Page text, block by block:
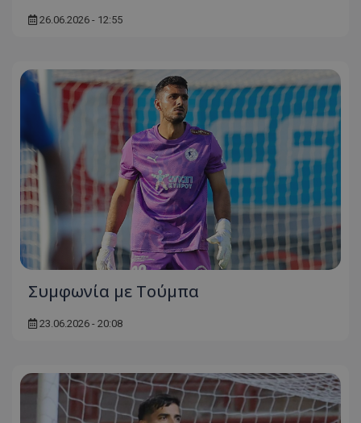
26.06.2026 - 12:55
Συμφωνία με Τούμπα
23.06.2026 - 20:08